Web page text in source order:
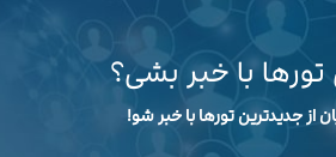
با خبر بشی؟
از جدیدترین تورها با خبر شو!